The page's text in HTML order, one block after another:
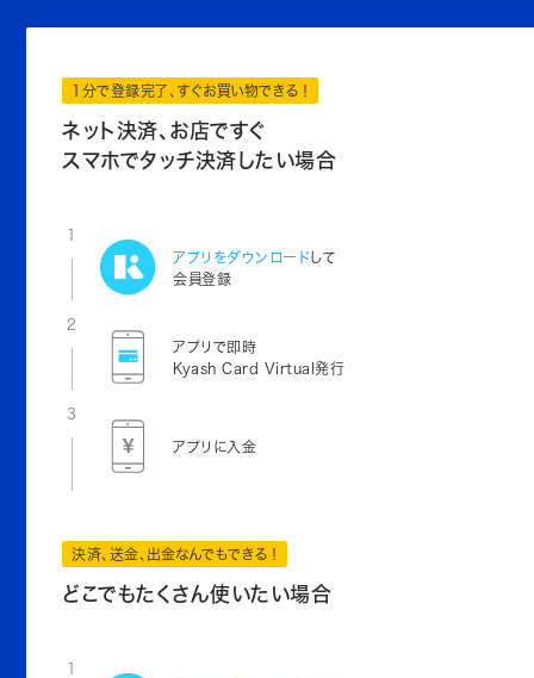
1分で登録完了、すぐお買い物できる！
ネット決済、お店ですぐ
スマホでタッチ決済したい場合
1
アプリをダウンロードして
会員登録
2
アプリで即時
Kyash Card Virtual発行
3
アプリに入金
決済、送金、出金なんでもできる！
どこでもたくさん使いたい場合
1